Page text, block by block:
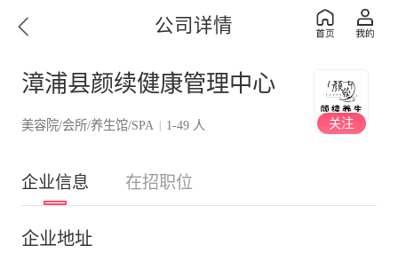
公司详情
漳浦县颜续健康管理中心
美容院/会所/养生馆/SPA | 1-49 人 关注
企业信息 在招职位
企业地址